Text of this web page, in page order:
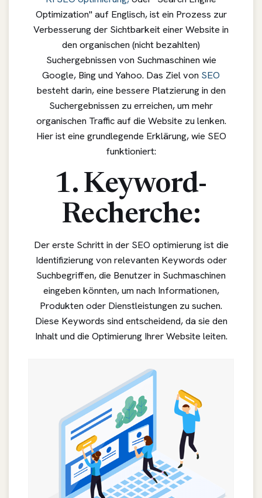
Optimization" auf Englisch, ist ein Prozess zur
Verbesserung der Sichtbarkeit einer Website in
den organischen (nicht bezahlten)
Suchergebnissen von Suchmaschinen wie
Google, Bing und Yahoo. Das Ziel von SEO
besteht darin, eine bessere Platzierung in den
Suchergebnissen zu erreichen, um mehr
organischen Traffic auf die Website zu lenken.
Hier ist eine grundlegende Erklärung, wie SEO
funktioniert:
1. Keyword-
Recherche:
Der erste Schritt in der SEO optimierung ist die
Identifizierung von relevanten Keywords oder
Suchbegriffen, die Benutzer in Suchmaschinen
eingeben könnten, um nach Informationen,
Produkten oder Dienstleistungen zu suchen.
Diese Keywords sind entscheidend, da sie den
Inhalt und die Optimierung Ihrer Website leiten.